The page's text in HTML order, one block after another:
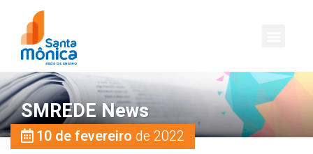
SMREDE News
10 de fevereiro de 2022